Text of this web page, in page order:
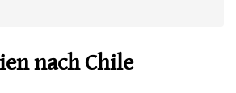
nach Chile